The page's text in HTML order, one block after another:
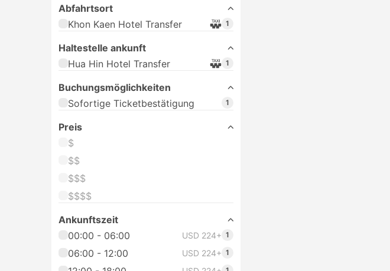
Abfahrtsort
Khon Kaen Hotel Transfer
1
Haltestelle ankunft
Hua Hin Hotel Transfer
1
Buchungsmöglichkeiten
Sofortige Ticketbestätigung
1
Preis
$
$$
$$$
$$$$
Ankunftszeit
00:00 - 06:00
USD 224+ 1
06:00 - 12:00 USD 224+ 1